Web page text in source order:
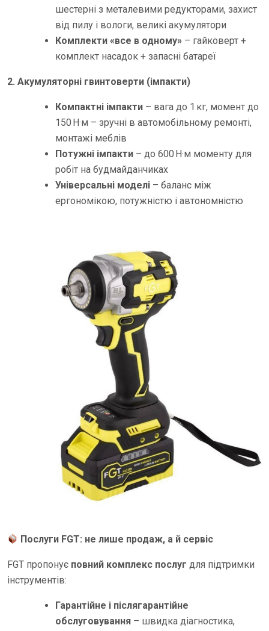
шестерні з металевими редукторами, захист
від пилу і вологи, великі акумулятори
Комплекти «все в одному» – гайковерт +
комплект насадок + запасні батареї
2. Акумуляторні гвинтоверти (імпакти)
Компактні імпакти – вага до 1 кг, момент до
150 Н·м – зручні в автомобільному ремонті,
монтажі меблів
Потужні імпакти – до 600 Н·м моменту для
робіт на будмайданчиках
Універсальні моделі – баланс між
ергономікою, потужністю і автономністю
Послуги FGT: не лише продаж, а й сервіс
FGT пропонує повний комплекс послуг для підтримки
інструментів:
Гарантійне і післягарантійне
обслуговування – швидка діагностика,